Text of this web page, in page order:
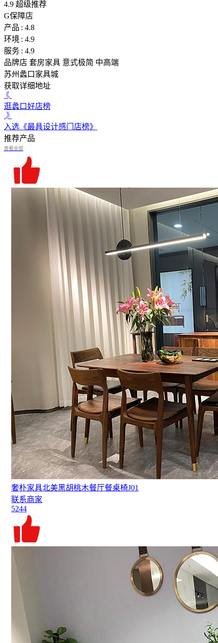
4.9 超级推荐
G保障店
产品 : 4.8
环境 : 4.9
服务 : 4.9
品牌店 套房家具 意式极简 中高端
苏州蠡口家具城
获取详细地址
逛蠡口好店榜
入选《最具设计感门店榜》
推荐产品
查看全部
奢朴家具北美黑胡桃木餐厅餐桌椅J01
联系商家
5244